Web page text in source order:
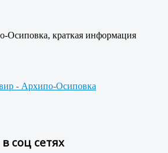
Осиповка, краткая информация
- Архипо-Осиповка
соц сетях